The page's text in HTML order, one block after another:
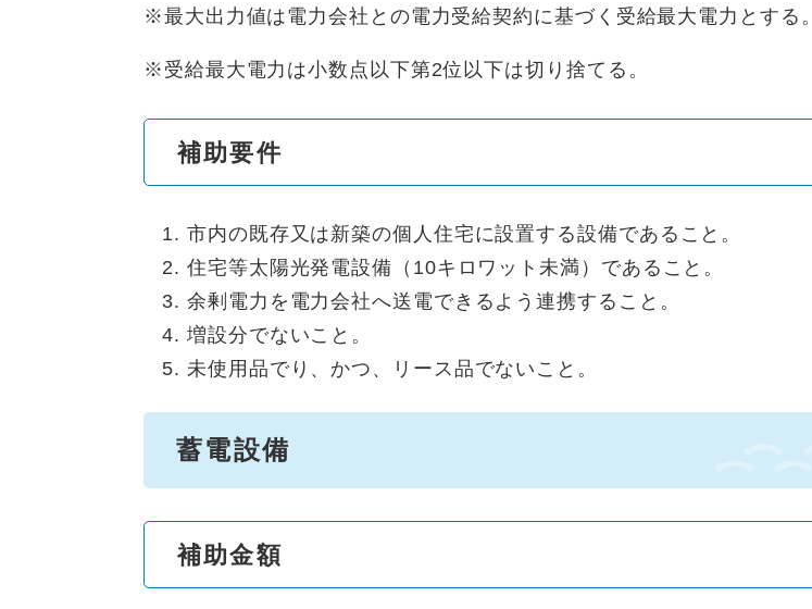
※最大出力値は電力会社との電力受給契約に基づく受給最大電力とする。
※受給最大電力は小数点以下第2位以下は切り捨てる。
補助要件
市内の既存又は新築の個人住宅に設置する設備であること。
住宅等太陽光発電設備（10キロワット未満）であること。
余剰電力を電力会社へ送電できるよう連携すること。
増設分でないこと。
未使用品でり、かつ、リース品でないこと。
蓄電設備
補助金額